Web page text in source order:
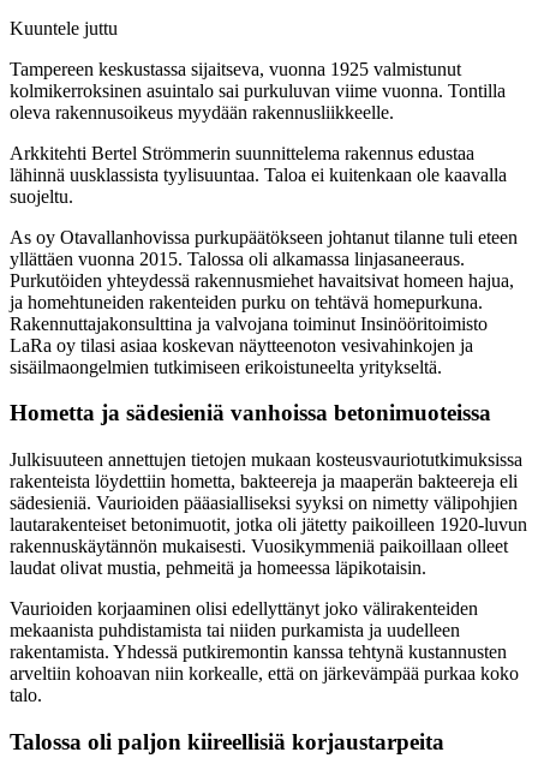
Kuuntele juttu
Tampereen keskustassa sijaitseva, vuonna 1925 valmistunut
kolmikerroksinen asuintalo sai purkuluvan viime vuonna. Tontilla
oleva rakennusoikeus myydään rakennusliikkeelle.
Arkkitehti Bertel Strömmerin suunnittelema rakennus edustaa
lähinnä uusklassista tyylisuuntaa. Taloa ei kuitenkaan ole kaavalla
suojeltu.
As oy Otavallanhovissa purkupäätökseen johtanut tilanne tuli eteen
yllättäen vuonna 2015. Talossa oli alkamassa linjasaneeraus.
Purkutöiden yhteydessä rakennusmiehet havaitsivat homeen hajua,
ja homehtuneiden rakenteiden purku on tehtävä homepurkuna.
Rakennuttajakonsulttina ja valvojana toiminut Insinööritoimisto
LaRa oy tilasi asiaa koskevan näytteenoton vesivahinkojen ja
sisäilmaongelmien tutkimiseen erikoistuneelta yritykseltä.
Hometta ja sädesieniä vanhoissa betonimuoteissa
Julkisuuteen annettujen tietojen mukaan kosteusvauriotutkimuksissa
rakenteista löydettiin hometta, bakteereja ja maaperän bakteereja eli
sädesieniä. Vaurioiden pääasialliseksi syyksi on nimetty välipohjien
lautarakenteiset betonimuotit, jotka oli jätetty paikoilleen 1920-luvun
rakennuskäytännön mukaisesti. Vuosikymmeniä paikoillaan olleet
laudat olivat mustia, pehmeitä ja homeessa läpikotaisin.
Vaurioiden korjaaminen olisi edellyttänyt joko välirakenteiden
mekaanista puhdistamista tai niiden purkamista ja uudelleen
rakentamista. Yhdessä putkiremontin kanssa tehtynä kustannusten
arveltiin kohoavan niin korkealle, että on järkevämpää purkaa koko
talo.
Talossa oli paljon kiireellisiä korjaustarpeita